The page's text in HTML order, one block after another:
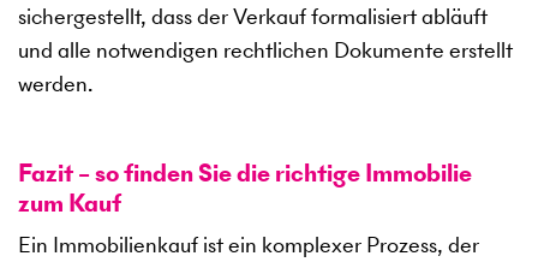
sichergestellt, dass der Verkauf formalisiert abläuft
und alle notwendigen rechtlichen Dokumente erstellt
werden.
Fazit – so finden Sie die richtige Immobilie
zum Kauf
Ein Immobilienkauf ist ein komplexer Prozess, der